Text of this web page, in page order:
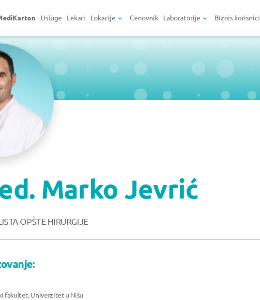
Usluge Lekari Lokacije Cenovnik Laboratorije Biznis korisnici
Marko Jevrić
OPŠTE HIRURGIJE
fakultet, Univerzitet u Nišu